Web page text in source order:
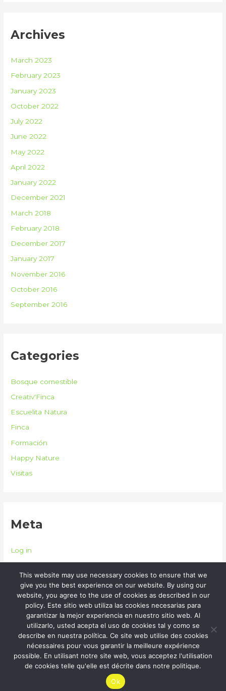
Archives
March 2023
February 2023
January 2023
October 2022
July 2022
June 2022
May 2022
April 2022
January 2022
December 2021
March 2018
February 2018
December 2017
January 2017
November 2016
October 2016
September 2016
Categories
Bosque comestible
Creativ'Finca
Escuelita Natura
Finca
Formación
Happy Nature
Visitas
Meta
Log in
WordPress.org
Copyright © 2026 | Powered by Astra WordPress Theme
This website may use necessary cookies to ensure that we
give you the best experience on our website. By using our
website, you agree to the use of cookies as described in our
policy. Este sitio web utiliza las cookies necesarias para
garantizar la mejor experiencia en nuestro sitio web. Al
utilizarlo, usted acepta el uso de cookies tal y como se
describe en nuestra política. Ce site web utilise des cookies
nécessaires pour vous garantir la meilleure expérience
possible. En utilisant notre site web, vous acceptez l'utilisation
de cookies telle qu'elle est décrite dans notre politique.
Ok